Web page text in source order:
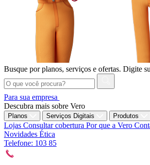
Busque por planos, serviços e ofertas. Digite
Para sua empresa
Descubra mais sobre Vero
Planos Serviços Digitais Produtos
Lojas Consultar cobertura Por que a Vero
Novidades Ética
Telefone: 103 85